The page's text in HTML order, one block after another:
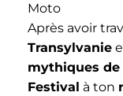
Moto
Après avoir
Transylvanie
mythiques de
Festival à ton